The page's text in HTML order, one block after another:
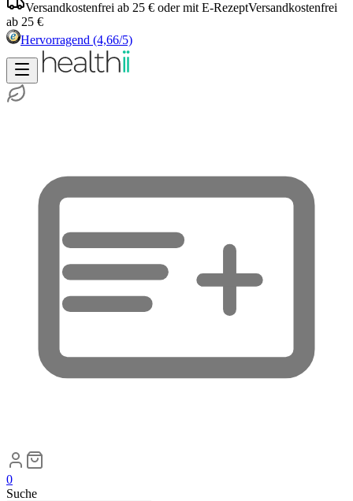
Versandkostenfrei ab 25 € oder mit E-RezeptVersandkostenfrei
ab 25 €
Hervorragend (4,66/5)
0
Suche